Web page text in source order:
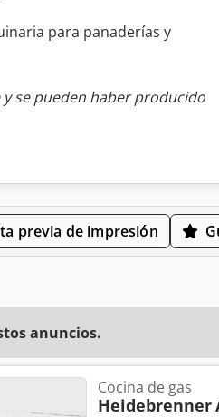
para panaderías y
se pueden haber producido
previa de impresión
anuncios.
Cocina de gas
Heidebrenner